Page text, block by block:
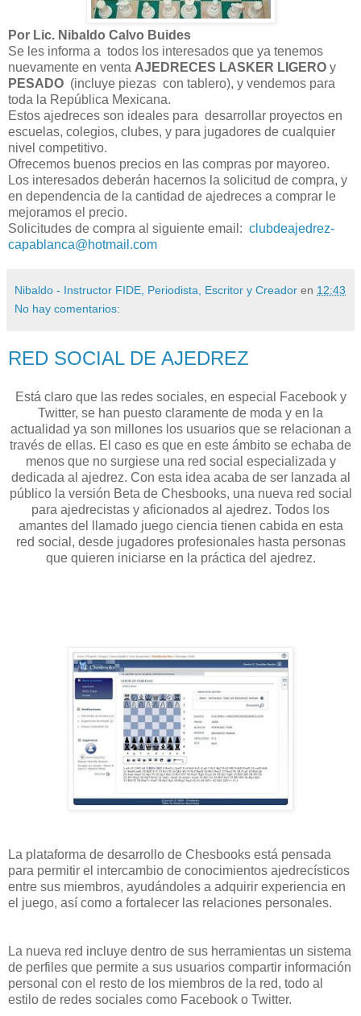
Por Lic. Nibaldo Calvo Buides
Se les informa a todos los interesados que ya tenemos
nuevamente en venta AJEDRECES LASKER LIGERO y
PESADO (incluye piezas con tablero), y vendemos para
toda la República Mexicana.
Estos ajedreces son ideales para desarrollar proyectos en
escuelas, colegios, clubes, y para jugadores de cualquier
nivel competitivo.
Ofrecemos buenos precios en las compras por mayoreo.
Los interesados deberán hacernos la solicitud de compra, y
en dependencia de la cantidad de ajedreces a comprar le
mejoramos el precio.
Solicitudes de compra al siguiente email: clubdeajedrez-
capablanca@hotmail.com
Nibaldo - Instructor FIDE, Periodista, Escritor y Creador en 12:43
No hay comentarios:
RED SOCIAL DE AJEDREZ
Está claro que las redes sociales, en especial Facebook y
Twitter, se han puesto claramente de moda y en la
actualidad ya son millones los usuarios que se relacionan a
través de ellas. El caso es que en este ámbito se echaba de
menos que no surgiese una red social especializada y
dedicada al ajedrez. Con esta idea acaba de ser lanzada al
público la versión Beta de Chesbooks, una nueva red social
para ajedrecistas y aficionados al ajedrez. Todos los
amantes del llamado juego ciencia tienen cabida en esta
red social, desde jugadores profesionales hasta personas
que quieren iniciarse en la práctica del ajedrez.
La plataforma de desarrollo de Chesbooks está pensada
para permitir el intercambio de conocimientos ajedrecísticos
entre sus miembros, ayudándoles a adquirir experiencia en
el juego, así como a fortalecer las relaciones personales.
La nueva red incluye dentro de sus herramientas un sistema
de perfiles que permite a sus usuarios compartir información
personal con el resto de los miembros de la red, todo al
estilo de redes sociales como Facebook o Twitter.